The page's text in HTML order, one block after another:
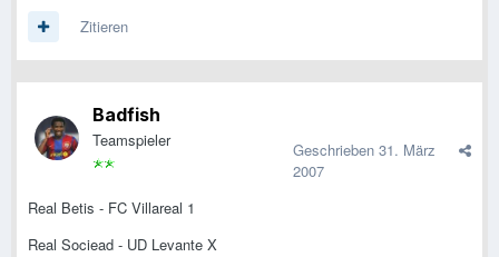
Zitieren
Badfish
Teamspieler Geschrieben 31. März
2007
Real Betis - FC Villareal 1
Real Sociead - UD Levante X